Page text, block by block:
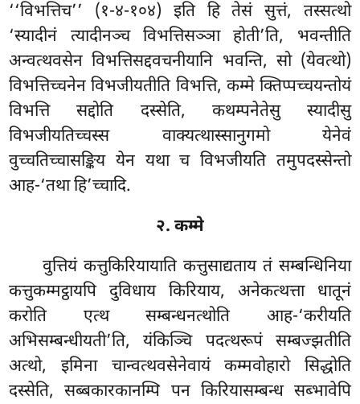
‘‘विभत्तिच’’ (१-४-१०४) इति हि तेसं सुत्तं, तस्सत्थो
‘स्यादीनं त्यादीनञ्च विभत्तिसञ्ञा होती’ति, भवन्तीति
अन्वत्थवसेन विभत्तिसद्दवचनीयानि भवन्ति, सो (येवत्थो)
विभत्तिच्चनेन विभजीयतीति विभत्ति, कम्मे क्तिप्पच्चयन्तोयं
विभत्ति सद्दोति दस्सेति, कथम्पनेतेसु स्यादीसु
विभजीयतिच्चस्स वाक्यत्थास्सानुगमो येनेवं
वुच्चतिच्चासङ्किय येन यथा च विभजीयति तमुपदस्सेन्तो
आह-‘तथा हि’च्चादि.
२. कम्मे
वुत्तियं कत्तुकिरियायाति कत्तुसाद्यताय तं सम्बन्धिनिया
कत्तुकम्मट्ठायपि दुविधाय किरियाय, अनेकत्थत्ता धातूनं
करोति एत्थ सम्बन्धनत्थोति आह-‘करीयति
अभिसम्बन्धीयती’ति, यंकिञ्चि पदत्थरूपं सम्बज्झतीति
अत्थो, इमिना चान्वत्थवसेनेवायं कम्मवोहारो सिद्धोति
दस्सेति, सब्बकारकानम्पि पन किरियासम्बन्ध सब्भावेपि